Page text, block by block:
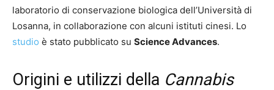
laboratorio di conservazione biologica dell’Università di
Losanna, in collaborazione con alcuni istituti cinesi. Lo
studio è stato pubblicato su Science Advances.
Origini e utilizzi della Cannabis